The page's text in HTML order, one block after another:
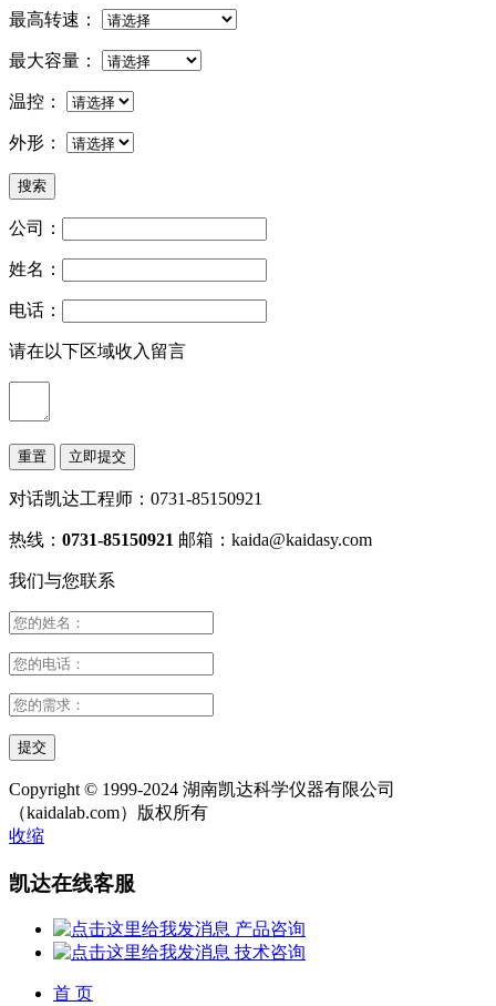
最高转速 ：
最大容量 ：
温控 ：
外形 ：
公司：
姓名：
电话：
请在以下区域收入留言
对话凯达工程师：0731-85150921
热线： 0731-85150921 邮箱： kaida@kaidasy.com
我们与您联系
Copyright © 1999-2024 湖南凯达科学仪器有限公司
（kaidalab.com）版权所有
收缩
凯达在线客服
产品咨询
技术咨询
首 页